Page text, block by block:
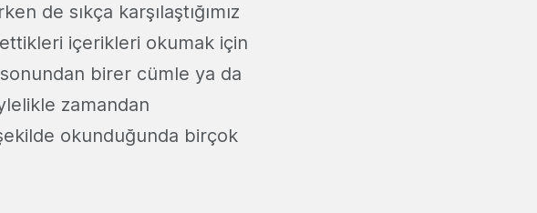
de sıkça karşılaştığımız
içerikleri okumak için
birer cümle ya da
zamandan
okunduğunda birçok